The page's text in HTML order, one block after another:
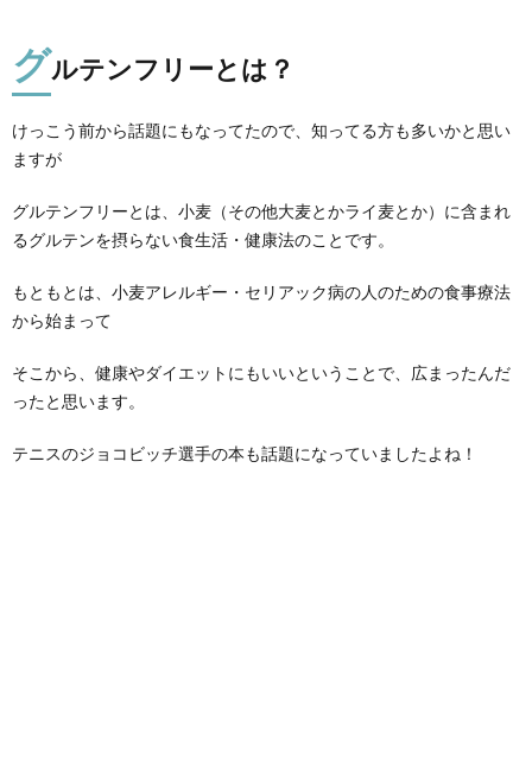
グルテンフリーとは？
けっこう前から話題にもなってたので、知ってる方も多いかと思い
ますが
グルテンフリーとは、小麦（その他大麦とかライ麦とか）に含まれ
るグルテンを摂らない食生活・健康法のことです。
もともとは、小麦アレルギー・セリアック病の人のための食事療法
から始まって
そこから、健康やダイエットにもいいということで、広まったんだ
ったと思います。
テニスのジョコビッチ選手の本も話題になっていましたよね！